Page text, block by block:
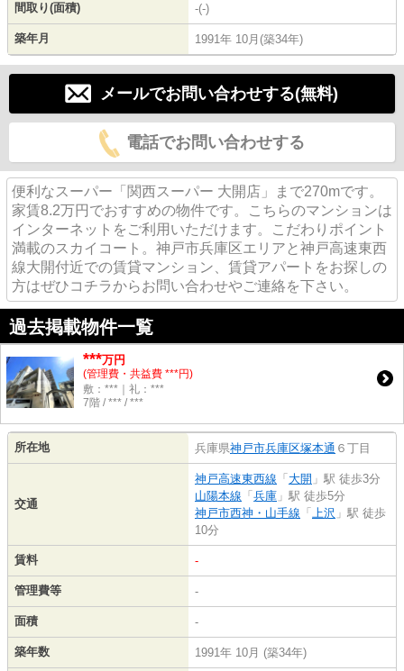
間取り(面積) -(-)
築年月 1991年 10月(築34年)
メールでお問い合わせする(無料)
電話でお問い合わせする
便利なスーパー「関西スーパー 大開店」まで270mです。
家賃8.2万円でおすすめの物件です。こちらのマンションは
インターネットをご利用いただけます。こだわりポイント
満載のスカイコート。神戸市兵庫区エリアと神戸高速東西
線大開付近での賃貸マンション、賃貸アパートをお探しの
方はぜひコチラからお問い合わせやご連絡を下さい。
過去掲載物件一覧
***万円
(管理費・共益費 ***円)
敷：***｜礼：***
7階 / *** / ***
所在地 兵庫県神戸市兵庫区塚本通 ６丁目
交通
神戸高速東西線 「 大開 」駅 徒歩3分
山陽本線 「 兵庫 」駅 徒歩5分
神戸市西神・山手線 「 上沢 」駅 徒歩
10分
賃料 -
管理費等 -
面積 -
築年数 1991年 10月 (築34年)